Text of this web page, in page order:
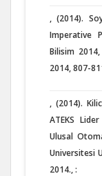
, (2014).
Imperative
Bilisim
2014, 807-
, (2014).
ATEKS
Ulusal
Universitesi
2014., :